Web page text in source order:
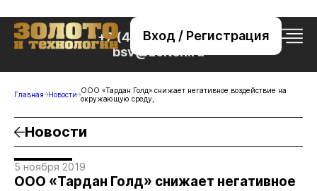
Вход / Регистрация
+7 (495) 221-76-32
bsv@zolteh.ru
Главная Новости ООО «Тардан Голд» снижает негативное воздействие на
окружающую среду,
Новости
5 ноября 2019
ООО «Тардан Голд» снижает негативное